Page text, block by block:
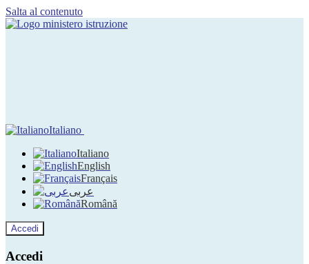
Salta al contenuto
Italiano
Italiano
English
Français
عربى
Română
Accedi
Accedi